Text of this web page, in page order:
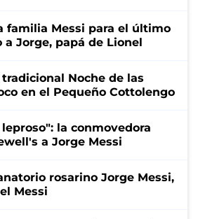
familia Messi para el último
a Jorge, papá de Lionel
Noche de las
en el Pequeño Cottolengo
la conmovedora
a Jorge Messi
rosarino Jorge Messi,
Messi